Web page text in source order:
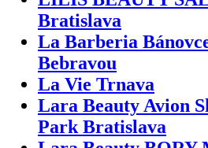
Bratislava
La Barberia
Bebravou
La Vie Trnava
Lara Beauty Avion
Park Bratislava